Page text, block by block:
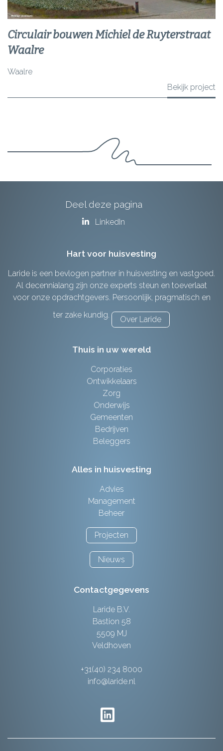
Circulair bouwen Michiel de Ruyterstraat
Waalre
Waalre
Bekijk project
Deel deze pagina
LinkedIn
Hart voor huisvesting
Laride is een bevlogen partner in huisvesting en vastgoed.
Al decennialang zijn onze experts steun en toeverlaat
voor onze opdrachtgevers. Persoonlijk, pragmatisch en
ter zake kundig.
Over Laride
Thuis in uw wereld
Corporaties
Ontwikkelaars
Zorg
Onderwijs
Gemeenten
Bedrijven
Beleggers
Alles in huisvesting
Advies
Management
Beheer
Projecten
Nieuws
Contactgegevens
Laride B.V.
Bastion 58
5509 MJ
Veldhoven
+31(40) 234 8000
info@laride.nl